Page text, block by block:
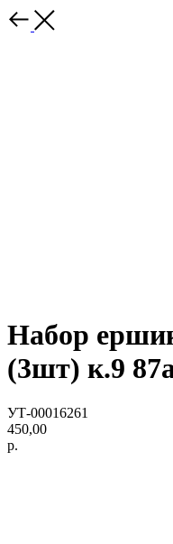
Набор
(3шт) к.9
УТ-00016261
450,00
р.